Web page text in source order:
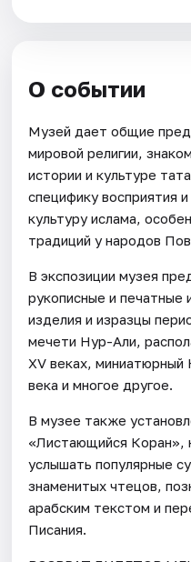
О событии
Музей дает общие
мировой религии,
истории и культуре
специфику восприятия
культуру ислама,
традиций у народов
В экспозиции музея
рукописные и печатные
изделия и изразцы
мечети Нур-Али,
XV веках, миниатюрный
века и многое другое.
В музее также
«Листающийся Коран»,
услышать популярные
знаменитых чтецов,
арабским текстом и
Писания.